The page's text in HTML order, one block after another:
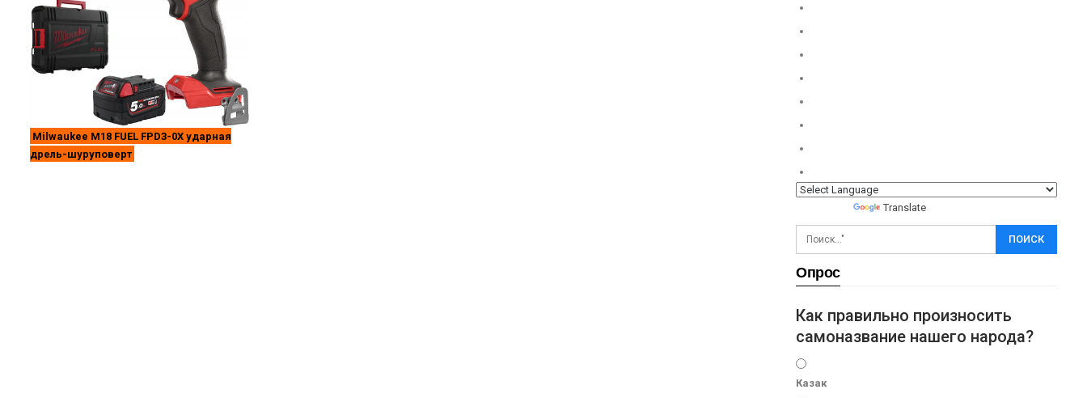
Powered by Translate
Опрос
Как правильно произносить
самоназвание нашего народа?
Казак
Milwaukee M18 FUEL FPD3-0X ударная
дрель-шуруповерт